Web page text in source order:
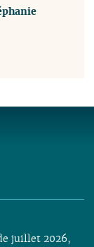
juillet 2026,